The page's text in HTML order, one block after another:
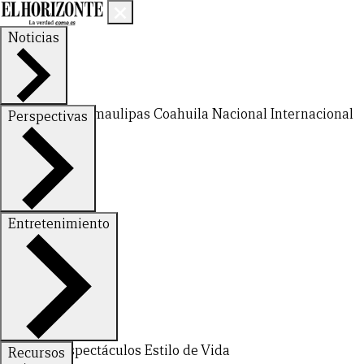
Noticias
Nuevo LeónTamaulipas Coahuila NacionalInternacional
Perspectivas
FinanzasOpinión
Entretenimiento
DeportesEspectáculos Estilo de Vida
Recursos
CERRAR